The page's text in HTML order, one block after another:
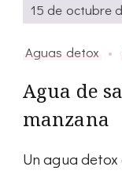
15 de octubre
Aguas detox
Agua de
manzana
Un agua